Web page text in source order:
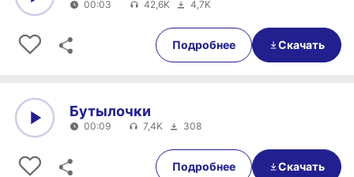
00:03
00:03 42,6K 4,7K
Подробнее Скачать
00:09
Бутылочки
00:09 7,4K 308
Подробнее Скачать